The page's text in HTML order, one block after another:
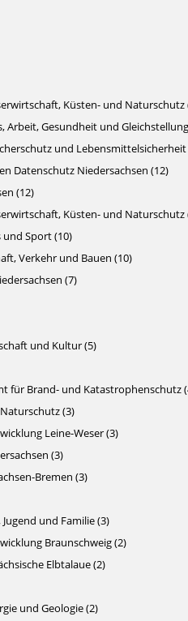
Küsten- und Naturschutz
Arbeit, Gesundheit und
und Lebensmittelsicherheit
Datenschutz Niedersachsen (12)
(12)
Küsten- und Naturschutz
Sport (10)
Verkehr und Bauen (10)
(7)
und Kultur (5)
für Brand- und Katastrophenschutz
(3)
Leine-Weser (3)
(3)
Bremen (3)
und Familie (3)
Braunschweig (2)
Elbtalaue (2)
und Geologie (2)